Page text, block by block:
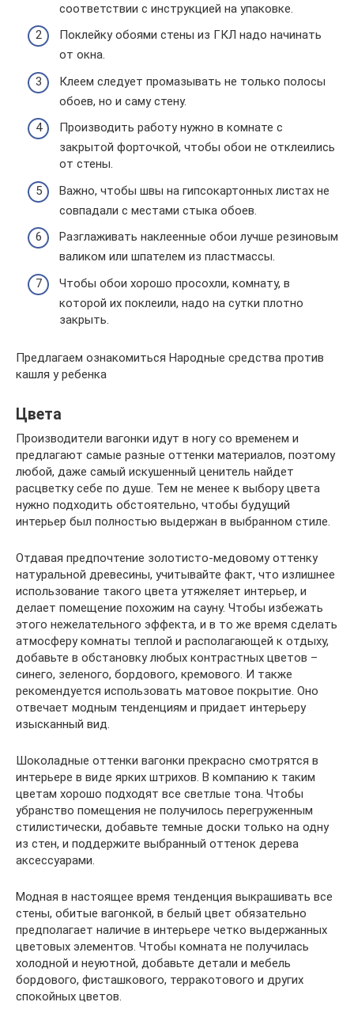
соответствии с инструкцией на упаковке.
Поклейку обоями стены из ГКЛ надо начинать
от окна.
Клеем следует промазывать не только полосы
обоев, но и саму стену.
Производить работу нужно в комнате с
закрытой форточкой, чтобы обои не отклеились
от стены.
Важно, чтобы швы на гипсокартонных листах не
совпадали с местами стыка обоев.
Разглаживать наклеенные обои лучше резиновым
валиком или шпателем из пластмассы.
Чтобы обои хорошо просохли, комнату, в
которой их поклеили, надо на сутки плотно
закрыть.
Предлагаем ознакомиться Народные средства против
кашля у ребенка
Цвета
Производители вагонки идут в ногу со временем и
предлагают самые разные оттенки материалов, поэтому
любой, даже самый искушенный ценитель найдет
расцветку себе по душе. Тем не менее к выбору цвета
нужно подходить обстоятельно, чтобы будущий
интерьер был полностью выдержан в выбранном стиле.
Отдавая предпочтение золотисто-медовому оттенку
натуральной древесины, учитывайте факт, что излишнее
использование такого цвета утяжеляет интерьер, и
делает помещение похожим на сауну. Чтобы избежать
этого нежелательного эффекта, и в то же время сделать
атмосферу комнаты теплой и располагающей к отдыху,
добавьте в обстановку любых контрастных цветов –
синего, зеленого, бордового, кремового. И также
рекомендуется использовать матовое покрытие. Оно
отвечает модным тенденциям и придает интерьеру
изысканный вид.
Шоколадные оттенки вагонки прекрасно смотрятся в
интерьере в виде ярких штрихов. В компанию к таким
цветам хорошо подходят все светлые тона. Чтобы
убранство помещения не получилось перегруженным
стилистически, добавьте темные доски только на одну
из стен, и поддержите выбранный оттенок дерева
аксессуарами.
Модная в настоящее время тенденция выкрашивать все
стены, обитые вагонкой, в белый цвет обязательно
предполагает наличие в интерьере четко выдержанных
цветовых элементов. Чтобы комната не получилась
холодной и неуютной, добавьте детали и мебель
бордового, фисташкового, терракотового и других
спокойных цветов.